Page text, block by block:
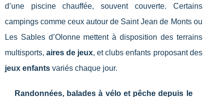
d’une piscine chauffée, souvent couverte. Certains
campings comme ceux autour de Saint Jean de Monts ou
Les Sables d’Olonne mettent à disposition des terrains
multisports,aires de jeux, et clubs enfants proposant des
jeux enfants variés chaque jour.
Randonnées, balades à vélo et pêche depuis le